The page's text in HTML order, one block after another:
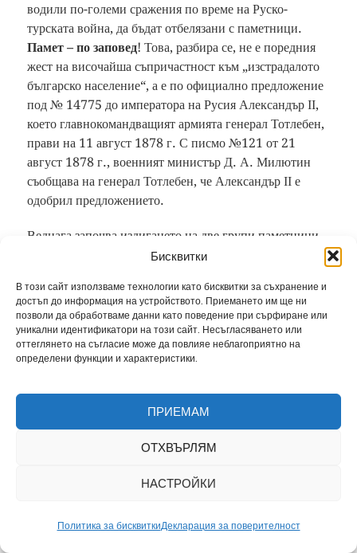
Бисквитки
В този сайт използваме технологии като бисквитки за съхранение и
достъп до информация на устройството. Приемането им ще ни
позволи да обработваме данни като поведение при сърфиране или
уникални идентификатори на този сайт. Несъгласяването или
оттеглянето на съгласие може да повлияе неблагоприятно на
определени функции и характеристики.
ПРИЕМАМ
ОТХВЪРЛЯМ
НАСТРОЙКИ
Политика за бисквиткиДекларация за поверителност
водили по-големи сражения по време на Руско-
турската война, да бъдат отбелязани с паметници.
Памет – по заповед! Това, разбира се, не е поредния
жест на височайша съпричастност към „изстрадалото
българско население“, а е по официално предложение
под № 14775 до императора на Русия Александър ІІ,
което главнокомандващият армията генерал Тотлебен,
прави на 11 август 1878 г. С писмо №121 от 21
август 1878 г., военният министър Д. А. Милютин
съобщава на генерал Тотлебен, че Александър ІІ е
одобрил предложението.
Веднага започва издигането на две групи паметници.
Първата група включва тези, построени над гробовете
Средствата за тях е предвидено да се събират по пътя
на доброволни дарения от страна на останалите живи
войници и офицери от самите военни поделения.
Към втората група се отнасят паметници на бойните
войната. За тази цел се отпускат достатъчно средства,
паметника – при Свищов, Никопол, Калитиново,
Шипка, в Пловдив и Добрич.
искане на Военно-историческата комисия при Главния